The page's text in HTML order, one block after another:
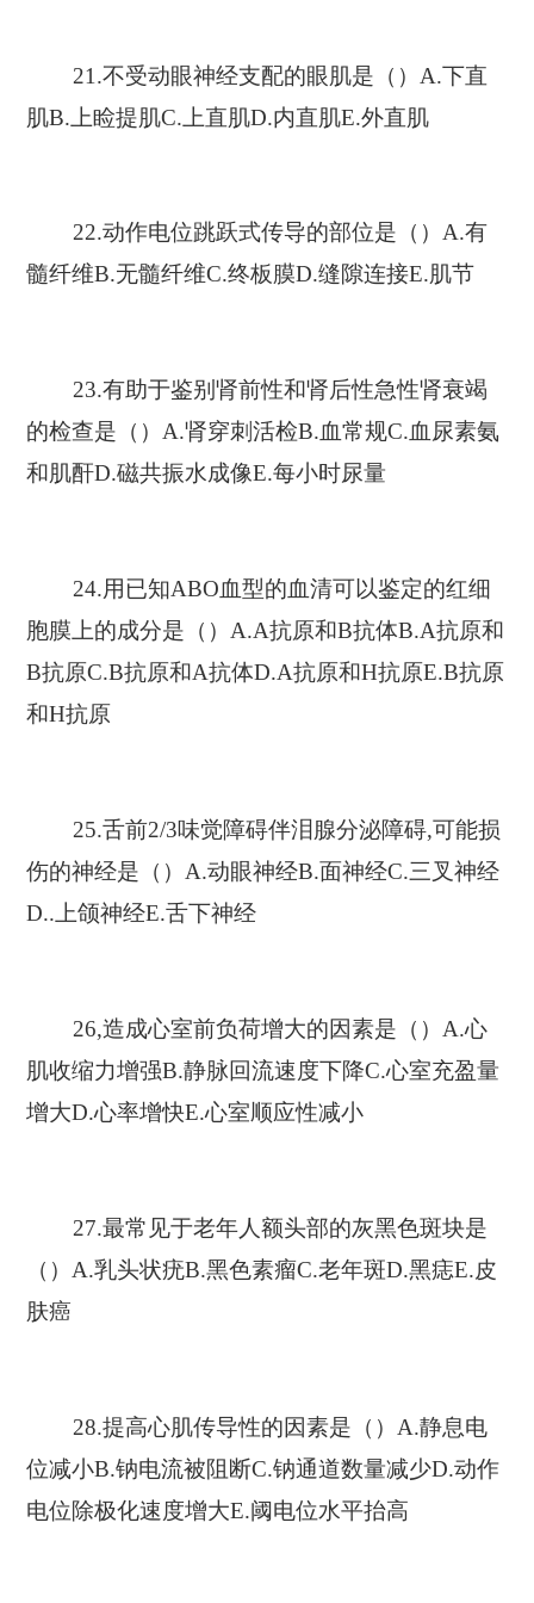
21.不受动眼神经支配的眼肌是（）A.下直
肌B.上睑提肌C.上直肌D.内直肌E.外直肌
22.动作电位跳跃式传导的部位是（）A.有
髓纤维B.无髓纤维C.终板膜D.缝隙连接E.肌节
23.有助于鉴别肾前性和肾后性急性肾衰竭
的检查是（）A.肾穿刺活检B.血常规C.血尿素氨
和肌酐D.磁共振水成像E.每小时尿量
24.用已知ABO血型的血清可以鉴定的红细
胞膜上的成分是（）A.A抗原和B抗体B.A抗原和
B抗原C.B抗原和A抗体D.A抗原和H抗原E.B抗原
和H抗原
25.舌前2/3味觉障碍伴泪腺分泌障碍,可能损
伤的神经是（）A.动眼神经B.面神经C.三叉神经
D..上颌神经E.舌下神经
26,造成心室前负荷增大的因素是（）A.心
肌收缩力增强B.静脉回流速度下降C.心室充盈量
增大D.心率增快E.心室顺应性减小
27.最常见于老年人额头部的灰黑色斑块是
（）A.乳头状疣B.黑色素瘤C.老年斑D.黑痣E.皮
肤癌
28.提高心肌传导性的因素是（）A.静息电
位减小B.钠电流被阻断C.钠通道数量减少D.动作
电位除极化速度增大E.阈电位水平抬高